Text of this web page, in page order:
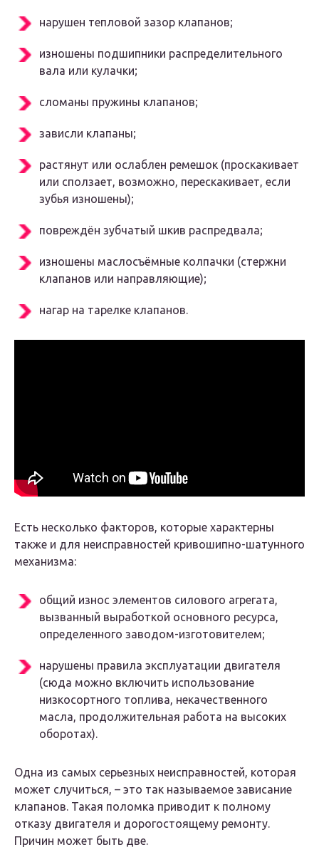
нарушен тепловой зазор клапанов;
изношены подшипники распределительного
вала или кулачки;
сломаны пружины клапанов;
зависли клапаны;
растянут или ослаблен ремешок (проскакивает
или сползает, возможно, перескакивает, если
зубья изношены);
повреждён зубчатый шкив распредвала;
изношены маслосъёмные колпачки (стержни
клапанов или направляющие);
нагар на тарелке клапанов.
Есть несколько факторов, которые характерны
также и для неисправностей кривошипно-шатунного
механизма:
общий износ элементов силового агрегата,
вызванный выработкой основного ресурса,
определенного заводом-изготовителем;
нарушены правила эксплуатации двигателя
(сюда можно включить использование
низкосортного топлива, некачественного
масла, продолжительная работа на высоких
оборотах).
Одна из самых серьезных неисправностей, которая
может случиться, – это так называемое зависание
клапанов. Такая поломка приводит к полному
отказу двигателя и дорогостоящему ремонту.
Причин может быть две.